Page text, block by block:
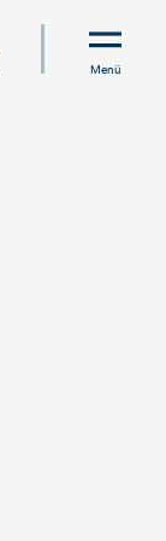
Menü